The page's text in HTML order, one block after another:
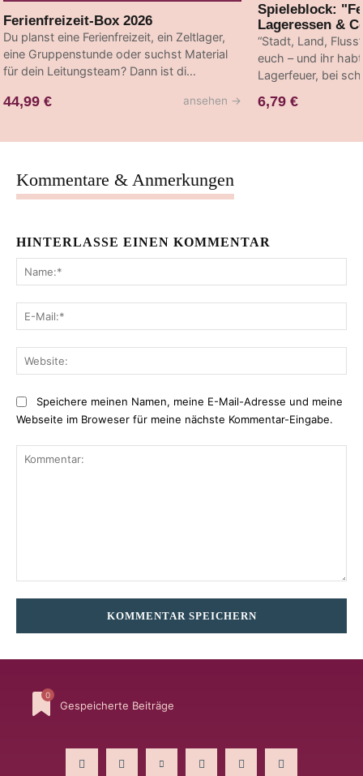
Ferienfreizeit-Box 2026
Du planst eine Ferienfreizeit, ein Zeltlager,
eine Gruppenstunde oder suchst Material
für dein Leitungsteam? Dann ist di…
44,99 € ansehen →
Spieleblock:
Lageressen &
“Stadt, Land,
euch – und ihr
Lagerfeuer, bei
6,79 €
Kommentare & Anmerkungen
HINTERLASSE EINEN KOMMENTAR
Speichere meinen Namen, meine E-Mail-Adresse und meine
Webseite im Broweser für meine nächste Kommentar-Eingabe.
0
Gespeicherte Beiträge